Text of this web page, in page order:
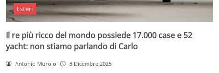
Esteri
Il re più ricco del mondo possiede 17.000 case e 52
yacht: non stiamo parlando di Carlo
Antonio Murolo 3 Dicembre 2025